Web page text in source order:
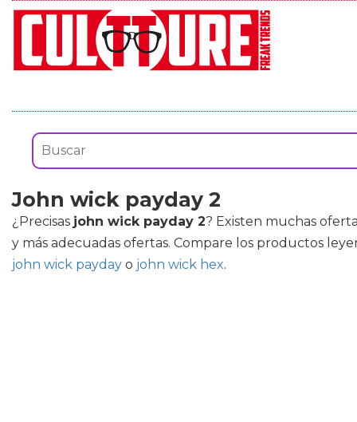
John wick payday 2
¿Precisas john wick payday 2? Existen muchas
y más adecuadas ofertas. Compare los productos
john wick payday o john wick hex.